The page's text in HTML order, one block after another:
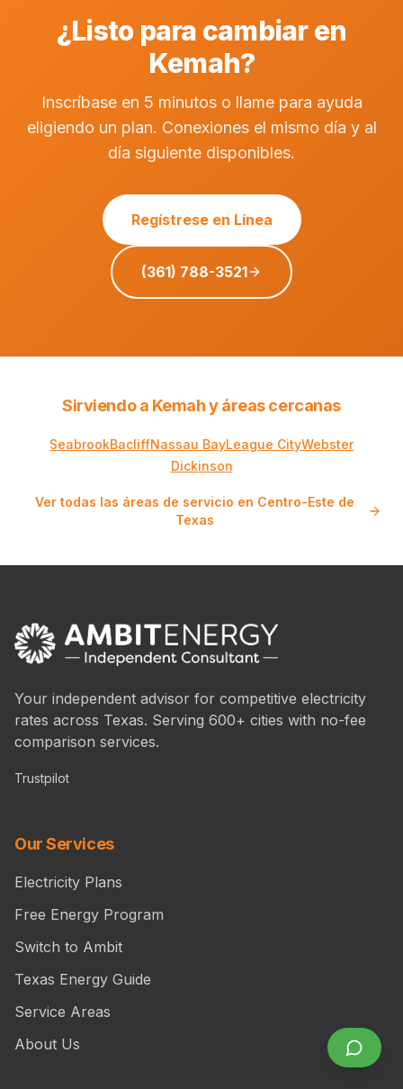
¿Listo para cambiar en
Kemah?
Inscríbase en 5 minutos o llame para ayuda
eligiendo un plan. Conexiones el mismo día y al
día siguiente disponibles.
Regístrese en Línea
(361) 788-3521
Sirviendo a Kemah y áreas cercanas
SeabrookBacliffNassau BayLeague CityWebster
Dickinson
Ver todas las áreas de servicio en Centro-Este de
Texas
Your independent advisor for competitive electricity
rates across Texas. Serving 600+ cities with no-fee
comparison services.
Trustpilot
Our Services
Electricity Plans
Free Energy Program
Switch to Ambit
Texas Energy Guide
Service Areas
About Us